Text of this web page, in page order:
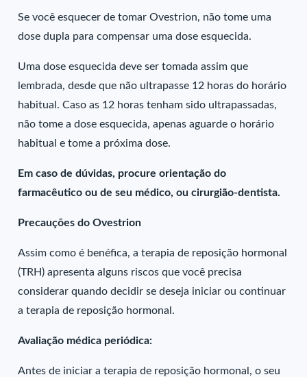
Se você esquecer de tomar Ovestrion, não tome uma
dose dupla para compensar uma dose esquecida.
Uma dose esquecida deve ser tomada assim que
lembrada, desde que não ultrapasse 12 horas do horário
habitual. Caso as 12 horas tenham sido ultrapassadas,
não tome a dose esquecida, apenas aguarde o horário
habitual e tome a próxima dose.
Em caso de dúvidas, procure orientação do
farmacêutico ou de seu médico, ou cirurgião-dentista.
Precauções do Ovestrion
Assim como é benéfica, a terapia de reposição hormonal
(TRH) apresenta alguns riscos que você precisa
considerar quando decidir se deseja iniciar ou continuar
a terapia de reposição hormonal.
Avaliação médica periódica:
Antes de iniciar a terapia de reposição hormonal, o seu